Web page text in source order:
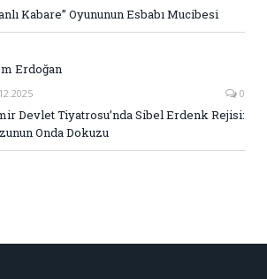
Kabare” Oyununun Esbabı Mucibesi
Erdoğan
0
Devlet Tiyatrosu’nda Sibel Erdenk Rejisi:
Onda Dokuzu